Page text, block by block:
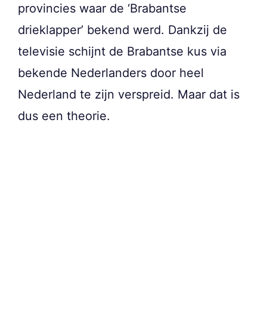
provincies waar de ‘Brabantse
drieklapper’ bekend werd. Dankzij de
televisie schijnt de Brabantse kus via
bekende Nederlanders door heel
Nederland te zijn verspreid. Maar dat is
dus een theorie.